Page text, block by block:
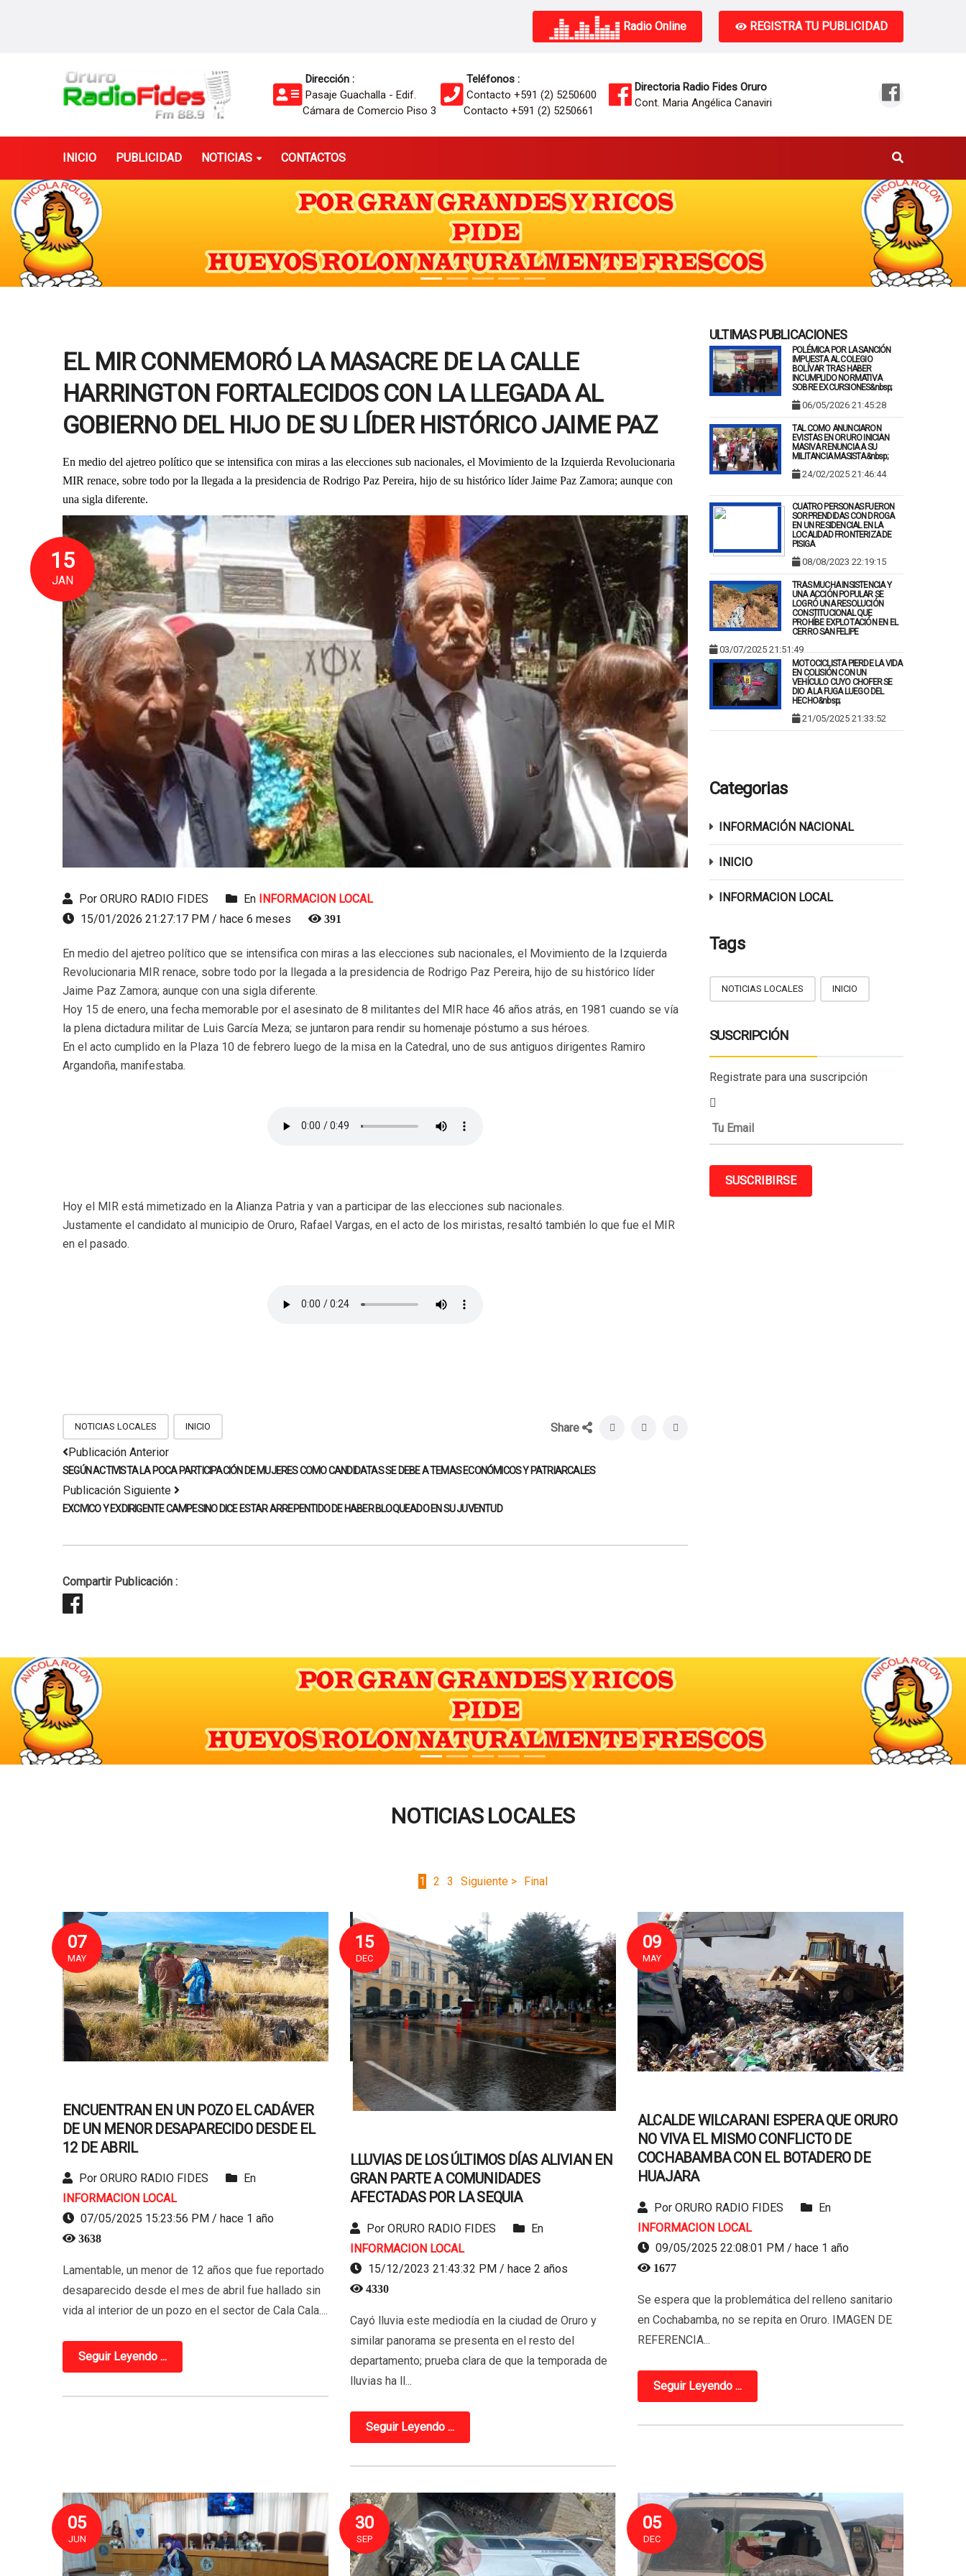
Radio Online REGISTRA TU PUBLICIDAD
Dirección :
Pasaje Guachalla - Edif.
Cámara de Comercio Piso 3
Teléfonos :
Contacto +591 (2) 5250600
Contacto +591 (2) 5250661
Directoria Radio Fides Oruro
Cont. Maria Angélica Canaviri
INICIO PUBLICIDAD NOTICIAS CONTACTOS
EL MIR CONMEMORÓ LA MASACRE DE LA CALLE
HARRINGTON FORTALECIDOS CON LA LLEGADA AL
GOBIERNO DEL HIJO DE SU LÍDER HISTÓRICO JAIME PAZ
En medio del ajetreo político que se intensifica con miras a las elecciones sub nacionales, el Movimiento de la Izquierda Revolucionaria
MIR renace, sobre todo por la llegada a la presidencia de Rodrigo Paz Pereira, hijo de su histórico líder Jaime Paz Zamora; aunque con
una sigla diferente.
15
JAN
Por ORURO RADIO FIDES En INFORMACION LOCAL
15/01/2026 21:27:17 PM / hace 6 meses
391
En medio del ajetreo político que se intensifica con miras a las elecciones sub nacionales, el Movimiento de la Izquierda
Revolucionaria MIR renace, sobre todo por la llegada a la presidencia de Rodrigo Paz Pereira, hijo de su histórico líder
Jaime Paz Zamora; aunque con una sigla diferente.
Hoy 15 de enero, una fecha memorable por el asesinato de 8 militantes del MIR hace 46 años atrás, en 1981 cuando se vía
la plena dictadura militar de Luis García Meza; se juntaron para rendir su homenaje póstumo a sus héroes.
En el acto cumplido en la Plaza 10 de febrero luego de la misa en la Catedral, uno de sus antiguos dirigentes Ramiro
Argandoña, manifestaba.
Hoy el MIR está mimetizado en la Alianza Patria y van a participar de las elecciones sub nacionales.
Justamente el candidato al municipio de Oruro, Rafael Vargas, en el acto de los miristas, resaltó también lo que fue el MIR
en el pasado.
NOTICIAS LOCALES INICIO
Share
Publicación Anterior
SEGÚN ACTIVISTA LA POCA PARTICIPACIÓN DE MUJERES COMO CANDIDATAS SE DEBE A TEMAS ECONÓMICOS Y PATRIARCALES
Publicación Siguiente
EXCIVICO Y EXDIRIGENTE CAMPESINO DICE ESTAR ARREPENTIDO DE HABER BLOQUEADO EN SU JUVENTUD
Compartir Publicación :
ULTIMAS PUBLICACIONES
POLÉMICA POR LA SANCIÓN
IMPUESTA AL COLEGIO
BOLÍVAR TRAS HABER
INCUMPLIDO NORMATIVA
SOBRE EXCURSIONES&nbsp;
06/05/2026 21:45:28
TAL COMO ANUNCIARON
EVISTAS EN ORURO INICIAN
MASIVA RENUNCIA A SU
MILITANCIA MASISTA&nbsp;
24/02/2025 21:46:44
CUATRO PERSONAS FUERON
SORPRENDIDAS CON DROGA
EN UN RESIDENCIAL EN LA
LOCALIDAD FRONTERIZA DE
PISIGA
08/08/2023 22:19:15
TRAS MUCHA INSISTENCIA Y
UNA ACCIÓN POPULAR SE
LOGRÓ UNA RESOLUCIÓN
CONSTITUCIONAL QUE
PROHÍBE EXPLOTACIÓN EN EL
CERRO SAN FELIPE
03/07/2025 21:51:49
MOTOCICLISTA PIERDE LA VIDA
EN COLISIÓN CON UN
VEHÍCULO CUYO CHOFER SE
DIO A LA FUGA LUEGO DEL
HECHO&nbsp;
21/05/2025 21:33:52
Categorias
INFORMACIÓN NACIONAL
INICIO
INFORMACION LOCAL
Tags
NOTICIAS LOCALES INICIO
SUSCRIPCIÓN
Registrate para una suscripción
SUSCRIBIRSE
NOTICIAS LOCALES
1 2 3 Siguiente > Final
07
MAY
ENCUENTRAN EN UN POZO EL CADÁVER
DE UN MENOR DESAPARECIDO DESDE EL
12 DE ABRIL
Por ORURO RADIO FIDES
En
INFORMACION LOCAL
07/05/2025 15:23:56 PM / hace 1 año
3638
Lamentable, un menor de 12 años que fue reportado
desaparecido desde el mes de abril fue hallado sin
vida al interior de un pozo en el sector de Cala Cala....
Seguir Leyendo ...
15
DEC
LLUVIAS DE LOS ÚLTIMOS DÍAS ALIVIAN EN
GRAN PARTE A COMUNIDADES
AFECTADAS POR LA SEQUIA
Por ORURO RADIO FIDES
En
INFORMACION LOCAL
15/12/2023 21:43:32 PM / hace 2 años
4330
Cayó lluvia este mediodía en la ciudad de Oruro y
similar panorama se presenta en el resto del
departamento; prueba clara de que la temporada de
lluvias ha ll...
Seguir Leyendo ...
09
MAY
ALCALDE WILCARANI ESPERA QUE ORURO
NO VIVA EL MISMO CONFLICTO DE
COCHABAMBA CON EL BOTADERO DE
HUAJARA
Por ORURO RADIO FIDES
En
INFORMACION LOCAL
09/05/2025 22:08:01 PM / hace 1 año
1677
Se espera que la problemática del relleno sanitario
en Cochabamba, no se repita en Oruro. IMAGEN DE
REFERENCIA...
Seguir Leyendo ...
05
JUN
30
SEP
05
DEC